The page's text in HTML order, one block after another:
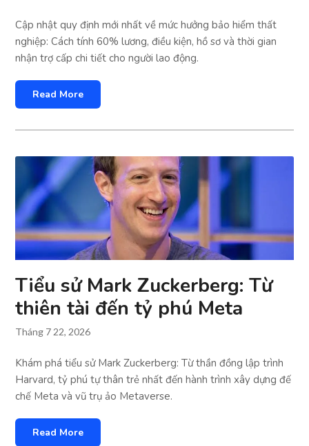
Cập nhật quy định mới nhất về mức hưởng bảo hiểm thất
nghiệp: Cách tính 60% lương, điều kiện, hồ sơ và thời gian
nhận trợ cấp chi tiết cho người lao động.
Read More
Tiểu sử Mark Zuckerberg: Từ
thiên tài đến tỷ phú Meta
Tháng 7 22, 2026
Khám phá tiểu sử Mark Zuckerberg: Từ thần đồng lập trình
Harvard, tỷ phú tự thân trẻ nhất đến hành trình xây dựng đế
chế Meta và vũ trụ ảo Metaverse.
Read More